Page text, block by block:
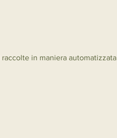
in maniera automatizzata